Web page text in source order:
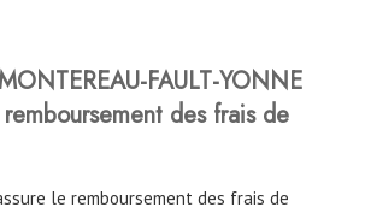
FAULT-YONNE
des frais de
le remboursement des frais de